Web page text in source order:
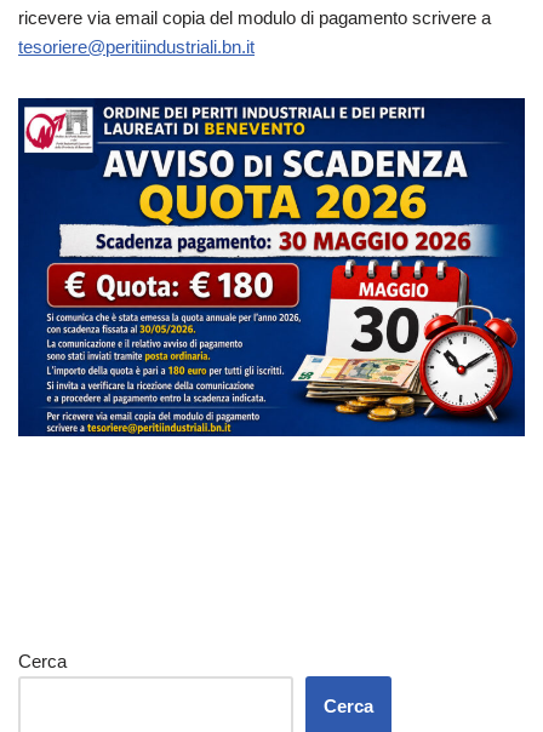
ricevere via email copia del modulo di pagamento scrivere a
tesoriere@peritiindustriali.bn.it
Cerca
Cerca